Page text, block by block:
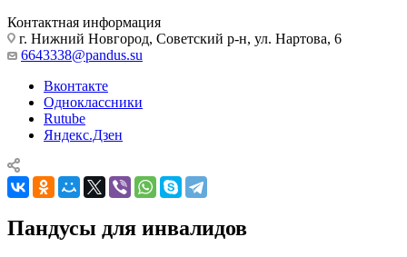
Контактная информация
г. Нижний Новгород, Советский р-н, ул. Нартова, 6
6643338@pandus.su
Вконтакте
Одноклассники
Rutube
Яндекс.Дзен
Пандусы для инвалидов